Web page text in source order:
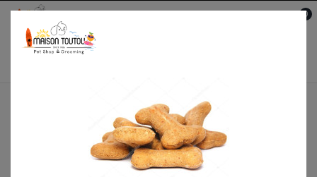
0
Pour S'habiller Manteaux
Navy / Tartan Bleu